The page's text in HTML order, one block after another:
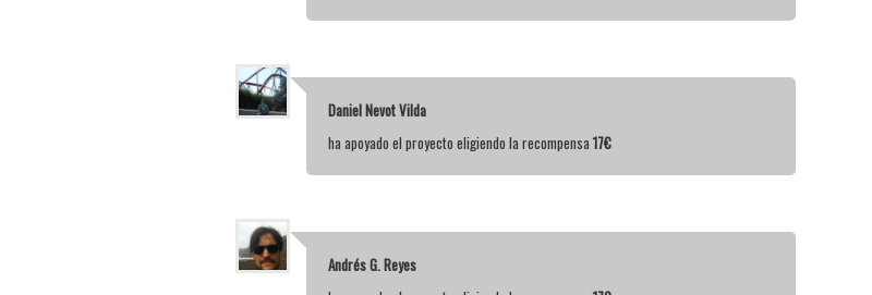
Daniel Nevot Vilda
ha apoyado el proyecto eligiendo la recompensa 17€
Andrés G. Reyes